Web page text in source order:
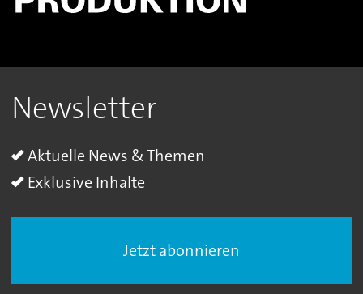
Newsletter
Aktuelle News & Themen
Exklusive Inhalte
Jetzt abonnieren